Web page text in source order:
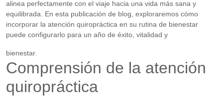
alinea perfectamente con el viaje hacia una vida más sana y
equilibrada. En esta publicación de blog, exploraremos cómo
incorporar la atención quiropráctica en su rutina de bienestar
puede configurarlo para un año de éxito, vitalidad y
bienestar.
Comprensión de la atención
quiropráctica